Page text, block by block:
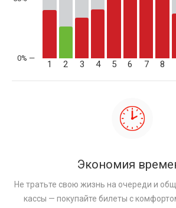
1 2 3 4 5 6 7 8
Экономия
Не тратьте свою жизнь на очереди и
кассы — покупайте билеты с